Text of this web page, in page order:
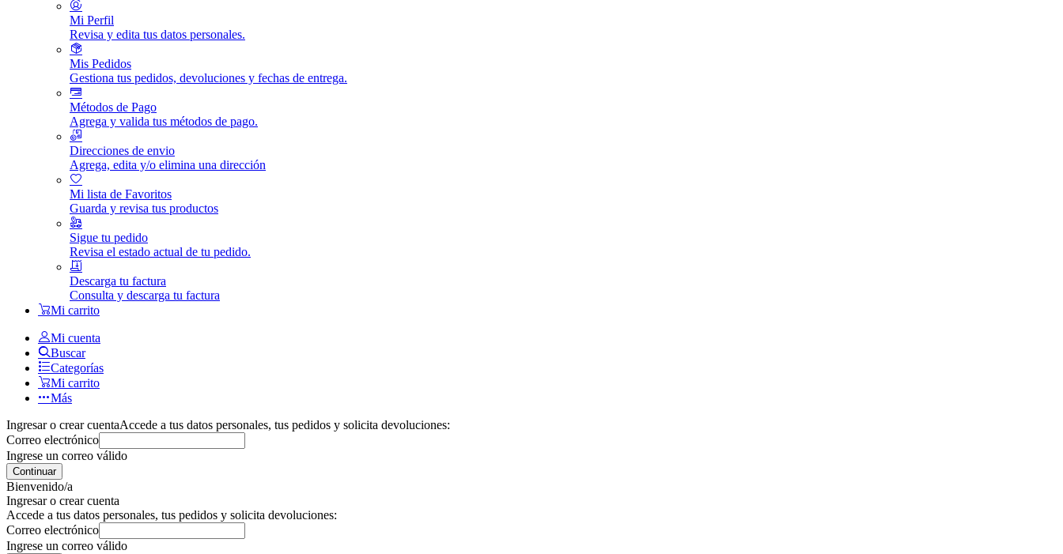
Mi Perfil
Revisa y edita tus datos personales.
Mis Pedidos
Gestiona tus pedidos, devoluciones y fechas de entrega.
Métodos de Pago
Agrega y valida tus métodos de pago.
Direcciones de envio
Agrega, edita y/o elimina una dirección
Mi lista de Favoritos
Guarda y revisa tus productos
Sigue tu pedido
Revisa el estado actual de tu pedido.
Descarga tu factura
Consulta y descarga tu factura
Mi carrito
Mi cuenta
Buscar
Categorías
Mi carrito
Más
Ingresar o crear cuentaAccede a tus datos personales, tus pedidos y solicita devoluciones:
Correo electrónico
Ingrese un correo válido
Continuar
Bienvenido/a
Ingresar o crear cuenta
Accede a tus datos personales, tus pedidos y solicita devoluciones:
Correo electrónico
Ingrese un correo válido